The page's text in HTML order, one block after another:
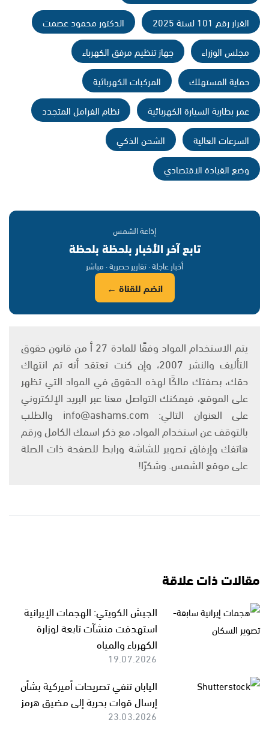
القرار رقم 101 لسنة 2025
الدكتور محمود عصمت
مجلس الوزراء
جهاز تنظيم مرفق الكهرباء
حماية المستهلك
المركبات الكهربائية
عمر بطارية السيارة الكهربائية
نظام الفرامل المتجدد
السرعات العالية
الشحن الذكي
وضع القيادة الاقتصادي
إذاعة الشمس
تابع آخر الأخبار بلحظة بلحظة
أخبار عاجلة · تقارير حصرية · مباشر
انضم للقناة ←
يتم الاستخدام المواد وفقًا للمادة 27 أ من قانون حقوق
التأليف والنشر 2007، وإن كنت تعتقد أنه تم انتهاك
حقك، بصفتك مالكًا لهذه الحقوق في المواد التي تظهر
على الموقع، فيمكنك التواصل معنا عبر البريد الإلكتروني
على العنوان التالي: info@ashams.com والطلب
بالتوقف عن استخدام المواد، مع ذكر اسمك الكامل ورقم
هاتفك وإرفاق تصوير للشاشة ورابط للصفحة ذات الصلة
على موقع الشمس. وشكرًا!
مقالات ذات علاقة
الجيش الكويتي: الهجمات الإيرانية
استهدفت منشآت تابعة لوزارة
الكهرباء والمياه
19.07.2026
اليابان تنفي تصريحات أميركية بشأن
إرسال قوات بحرية إلى مضيق هرمز
23.03.2026